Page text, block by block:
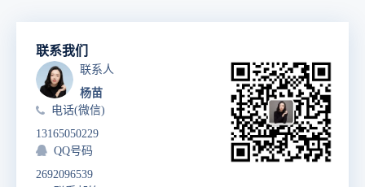
联系我们
联系人
杨苗
电话(微信)
13165050229
QQ号码
2692096539